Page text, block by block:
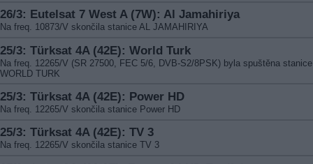
26/3: Eutelsat 7 West A (7W): Al Jamahiriya
Na freq. 10873/V skončila stanice AL JAMAHIRIYA
25/3: Türksat 4A (42E): World Turk
Na freq. 12265/V (SR 27500, FEC 5/6, DVB-S2/8PSK) byla spuštěna stanice
WORLD TURK
25/3: Türksat 4A (42E): Power HD
Na freq. 12265/V skončila stanice Power HD
25/3: Türksat 4A (42E): TV 3
Na freq. 12265/V skončila stanice TV 3